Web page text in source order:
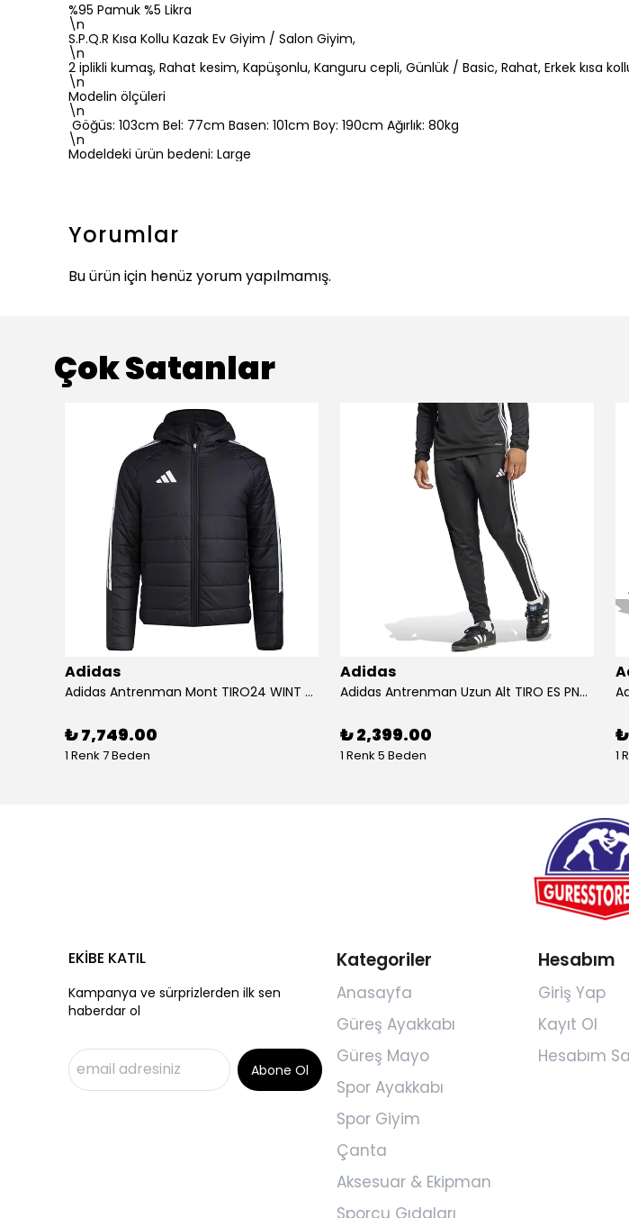
%95 Pamuk %5 Likra
\n
S.P.Q.R Kısa Kollu Kazak Ev Giyim / Salon Giyim,
\n
2 iplikli kumaş, Rahat kesim, Kapüşonlu, Kanguru cepli, Günlük / Basic, Rahat, Erkek kısa
\n
Modelin ölçüleri
\n
Göğüs: 103cm Bel: 77cm Basen: 101cm Boy: 190cm Ağırlık: 80kg
\n
Modeldeki ürün bedeni: Large
Yorumlar
Bu ürün için henüz yorum yapılmamış.
Çok Satanlar
Adidas
Adidas Antrenman Mont TIRO24 WINT JKT IJ7388
₺ 7,749.00
1 Renk 7 Beden
Adidas
Adidas Antrenman Uzun Alt TIRO ES PNT JD0442
₺ 2,399.00
1 Renk 5 Beden 1
Kategoriler
Anasayfa
Güreş Ayakkabı
Güreş Mayo
Spor Ayakkabı
Spor Giyim
Çanta
Aksesuar & Ekipman
Hesabım
Giriş Yap
Kayıt Ol
Hesabım
EKİBE KATIL
Kampanya ve sürprizlerden ilk sen
haberdar ol
Abone Ol